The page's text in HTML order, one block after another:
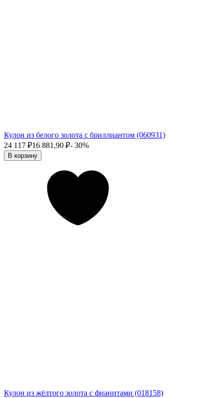
Кулон из белого золота с бриллиантом (060931)
24 117 ₽16 881,90 ₽- 30%
В корзину
Кулон из жёлтого золота с фианитами (018158)